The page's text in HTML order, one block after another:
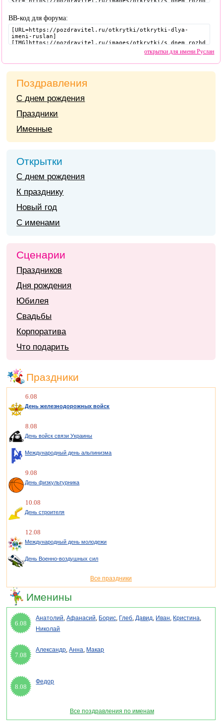
BB-код для форума:
открытки для имени Руслан
Поздравления
С днем рождения
Праздники
Именные
Открытки
С днем рождения
К празднику
Новый год
С именами
Сценарии
Праздников
Дня рождения
Юбилея
Свадьбы
Корпоратива
Что подарить
Праздники
6.08
День железнодорожных войск
8.08
День войск связи Украины
Международный день альпинизма
9.08
День физкультурника
10.08
День строителя
12.08
Международный день молодежи
День Военно-воздушных сил
Все праздники
Именины
6.08
Анатолий,Афанасий, Борис, Глеб,Давид, Иван, Кристина,
Николай
7.08
Александр,Анна, Макар
8.08
Федор
Все поздравления по именам